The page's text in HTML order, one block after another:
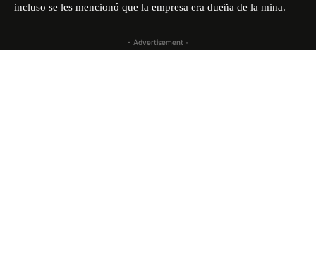
incluso se les mencionó que la empresa era dueña de la mina.
- Advertisement -